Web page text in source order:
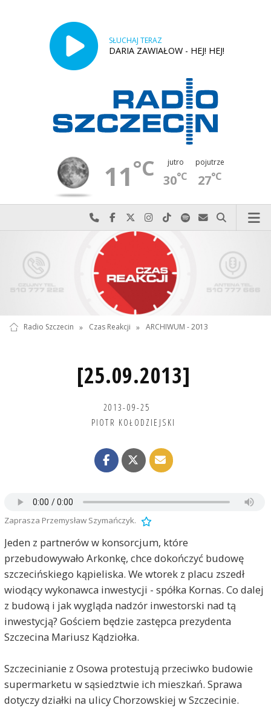
SŁUCHAJ TERAZ
DARIA ZAWIAŁOW - HEJ! HEJ!
11°C jutro
30°C
pojutrze
27°C
Najlepiej po prostu do nas zadzwoń
Odwiedź nas na Facebook-u
Odwiedź nas na X
Odwiedź nas na Instagram-ie
Odwiedź nas na TikTok-u
Szukaj nas na Spotify
Wyślij do nas
Szukaj
Radio Szczecin » Czas Reakcji » ARCHIWUM - 2013
[25.09.2013]
2013-09-25
PIOTR KOŁODZIEJSKI
Zaprasza Przemysław Szymańczyk.
Jeden z partnerów w konsorcjum, które
przebudowywało Arkonkę, chce dokończyć budowę
szczecińskiego kąpieliska. We wtorek z placu zszedł
wiodący wykonawca inwestycji - spółka Kornas. Co dalej
z budową i jak wygląda nadzór inwestorski nad tą
inwestycją? Gościem będzie zastępca prezydenta
Szczecina Mariusz Kądziołka.
Szczecinianie z Osowa protestują przeciwko budowie
supermarketu w sąsiedztwie ich mieszkań. Sprawa
dotyczy działki na ulicy Chorzowskiej w Szczecinie.